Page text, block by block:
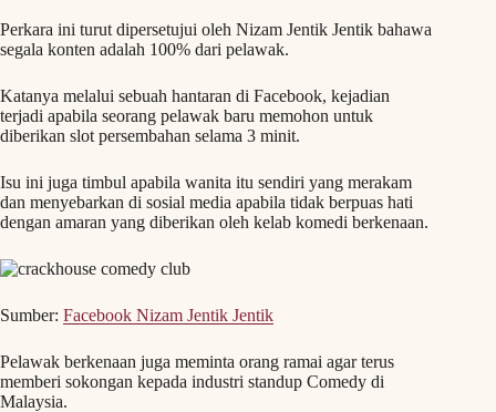
Perkara ini turut dipersetujui oleh Nizam Jentik Jentik bahawa
segala konten adalah 100% dari pelawak.
Katanya melalui sebuah hantaran di Facebook, kejadian
terjadi apabila seorang pelawak baru memohon untuk
diberikan slot persembahan selama 3 minit.
Isu ini juga timbul apabila wanita itu sendiri yang merakam
dan menyebarkan di sosial media apabila tidak berpuas hati
dengan amaran yang diberikan oleh kelab komedi berkenaan.
Sumber: Facebook Nizam Jentik Jentik
Pelawak berkenaan juga meminta orang ramai agar terus
memberi sokongan kepada industri standup Comedy di
Malaysia.